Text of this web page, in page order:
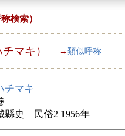
検索）
マキ） → 類似呼称
チマキ
縣史 民俗2 1956年